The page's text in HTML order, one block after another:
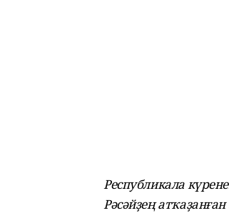
Республикала
Рәсәйҙең